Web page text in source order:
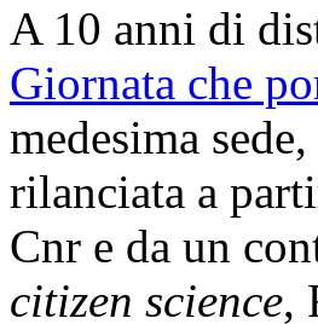
A 10 anni di
Giornata che
medesima
rilanciata a
Cnr e da un
citizen science,